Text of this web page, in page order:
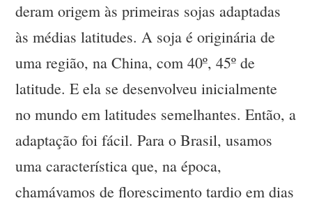
deram origem às primeiras sojas adaptadas
às médias latitudes. A soja é originária de
uma região, na China, com 40º, 45º de
latitude. E ela se desenvolveu inicialmente
no mundo em latitudes semelhantes. Então, a
adaptação foi fácil. Para o Brasil, usamos
uma característica que, na época,
chamávamos de florescimento tardio em dias